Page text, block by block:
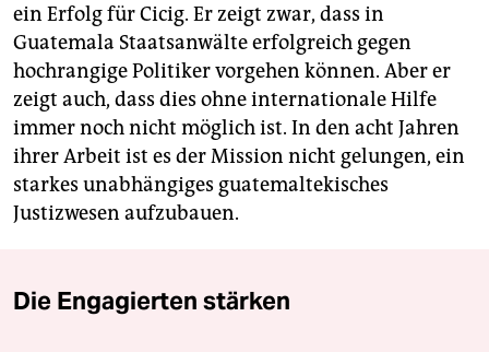
ein Erfolg für Cicig. Er zeigt zwar, dass in
Guatemala Staatsanwälte erfolgreich gegen
hochrangige Politiker vorgehen können. Aber er
zeigt auch, dass dies ohne internationale Hilfe
immer noch nicht möglich ist. In den acht Jahren
ihrer Arbeit ist es der Mission nicht gelungen, ein
starkes unabhängiges guatemaltekisches
Justizwesen aufzubauen.
Die Engagierten stärken